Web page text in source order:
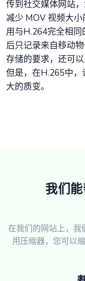
传到社交媒体网站
减少 MOV 视频大
用与H.264完全相
后只记录来自移动
存储的要求，还可
但是，在H.265中
大的质变。
我们能
在我们的网站上，我
用压缩器，您可以